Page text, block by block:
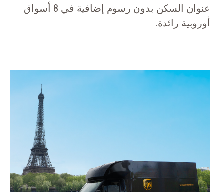
عنوان السكن بدون رسوم إضافية في 8 أسواق
أوروبية رائدة.